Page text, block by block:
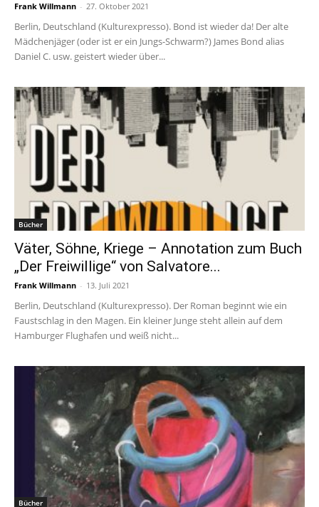
Frank Willmann - 27. Oktober 2021
Berlin, Deutschland (Kulturexpresso). Bond ist wieder da! Der alte
Mädchenjäger (oder ist er ein Jungs-Schwarm?) James Bond alias
Daniel C. usw. geistert wieder über...
Bücher
Väter, Söhne, Kriege – Annotation zum Buch
„Der Freiwillige“ von Salvatore...
Frank Willmann - 13. Juli 2021
Berlin, Deutschland (Kulturexpresso). Der Roman beginnt wie ein
Faustschlag in den Magen. Ein kleiner Junge steht allein auf dem
Hamburger Flughafen und weiß nicht...
Bücher